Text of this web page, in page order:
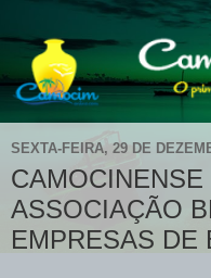
SEXTA-FEIRA, 29 DE
ASSOCIAÇÃO
EMPRESAS DE